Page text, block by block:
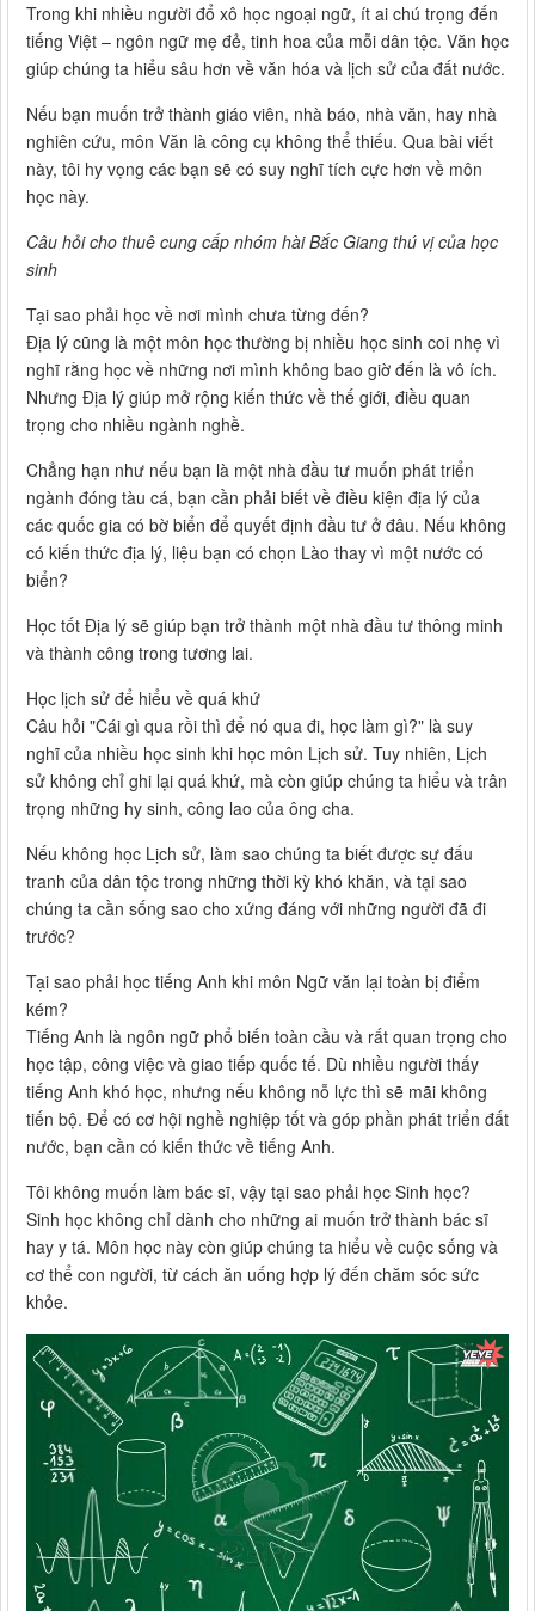
Trong khi nhiều người đổ xô học ngoại ngữ, ít ai chú trọng đến
tiếng Việt – ngôn ngữ mẹ đẻ, tinh hoa của mỗi dân tộc. Văn học
giúp chúng ta hiểu sâu hơn về văn hóa và lịch sử của đất nước.
Nếu bạn muốn trở thành giáo viên, nhà báo, nhà văn, hay nhà
nghiên cứu, môn Văn là công cụ không thể thiếu. Qua bài viết
này, tôi hy vọng các bạn sẽ có suy nghĩ tích cực hơn về môn
học này.
Câu hỏi cho thuê cung cấp nhóm hài Bắc Giang thú vị của học
sinh
Tại sao phải học về nơi mình chưa từng đến?
Địa lý cũng là một môn học thường bị nhiều học sinh coi nhẹ vì
nghĩ rằng học về những nơi mình không bao giờ đến là vô ích.
Nhưng Địa lý giúp mở rộng kiến thức về thế giới, điều quan
trọng cho nhiều ngành nghề.
Chẳng hạn như nếu bạn là một nhà đầu tư muốn phát triển
ngành đóng tàu cá, bạn cần phải biết về điều kiện địa lý của
các quốc gia có bờ biển để quyết định đầu tư ở đâu. Nếu không
có kiến thức địa lý, liệu bạn có chọn Lào thay vì một nước có
biển?
Học tốt Địa lý sẽ giúp bạn trở thành một nhà đầu tư thông minh
và thành công trong tương lai.
Học lịch sử để hiểu về quá khứ
Câu hỏi "Cái gì qua rồi thì để nó qua đi, học làm gì?" là suy
nghĩ của nhiều học sinh khi học môn Lịch sử. Tuy nhiên, Lịch
sử không chỉ ghi lại quá khứ, mà còn giúp chúng ta hiểu và trân
trọng những hy sinh, công lao của ông cha.
Nếu không học Lịch sử, làm sao chúng ta biết được sự đấu
tranh của dân tộc trong những thời kỳ khó khăn, và tại sao
chúng ta cần sống sao cho xứng đáng với những người đã đi
trước?
Tại sao phải học tiếng Anh khi môn Ngữ văn lại toàn bị điểm
kém?
Tiếng Anh là ngôn ngữ phổ biến toàn cầu và rất quan trọng cho
học tập, công việc và giao tiếp quốc tế. Dù nhiều người thấy
tiếng Anh khó học, nhưng nếu không nỗ lực thì sẽ mãi không
tiến bộ. Để có cơ hội nghề nghiệp tốt và góp phần phát triển đất
nước, bạn cần có kiến thức về tiếng Anh.
Tôi không muốn làm bác sĩ, vậy tại sao phải học Sinh học?
Sinh học không chỉ dành cho những ai muốn trở thành bác sĩ
hay y tá. Môn học này còn giúp chúng ta hiểu về cuộc sống và
cơ thể con người, từ cách ăn uống hợp lý đến chăm sóc sức
khỏe.